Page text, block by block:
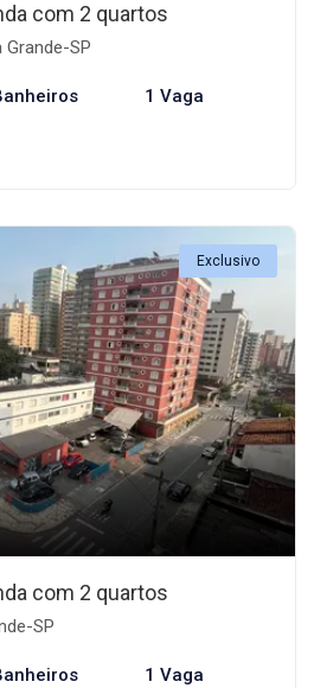
com 2 quartos
Grande-SP
1 Vaga
Exclusivo
com 2 quartos
SP
1 Vaga